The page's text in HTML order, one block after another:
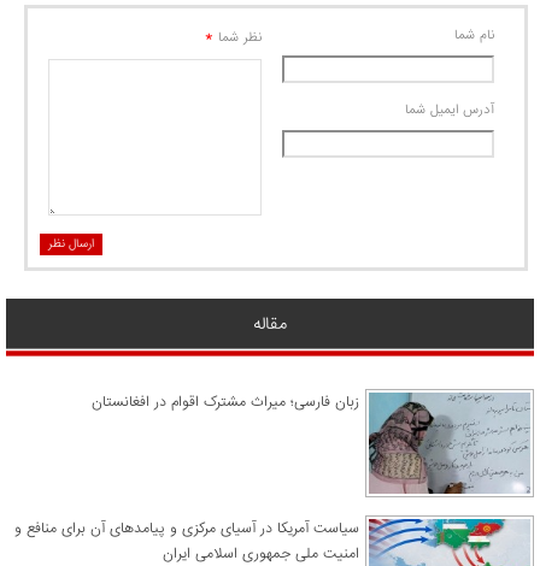
نام شما
آدرس ايميل شما
نظر شما *
ارسال نظر
مقاله
زبان فارسی؛ میراث مشترک اقوام در افغانستان
سیاست آمریکا در آسیای مرکزی و پیامدهای آن برای منافع و
امنیت ملی جمهوری اسلامی ایران